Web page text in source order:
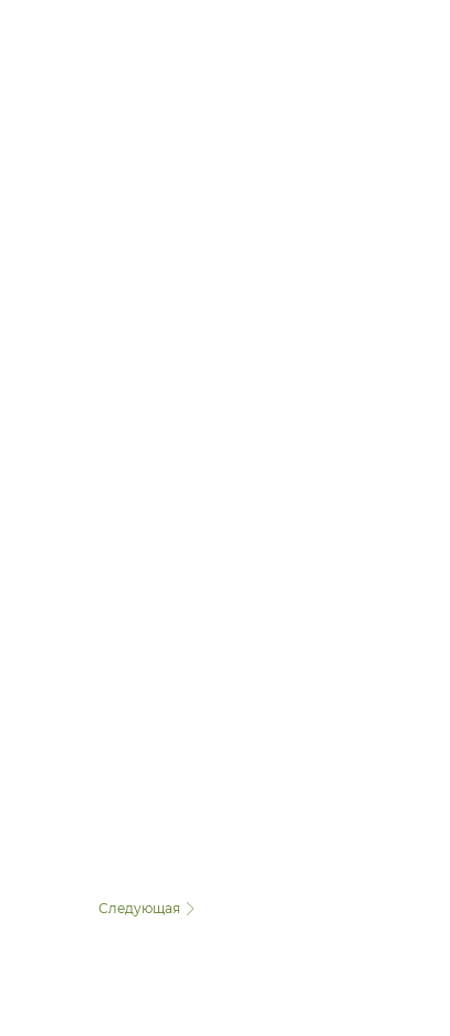
Следующая